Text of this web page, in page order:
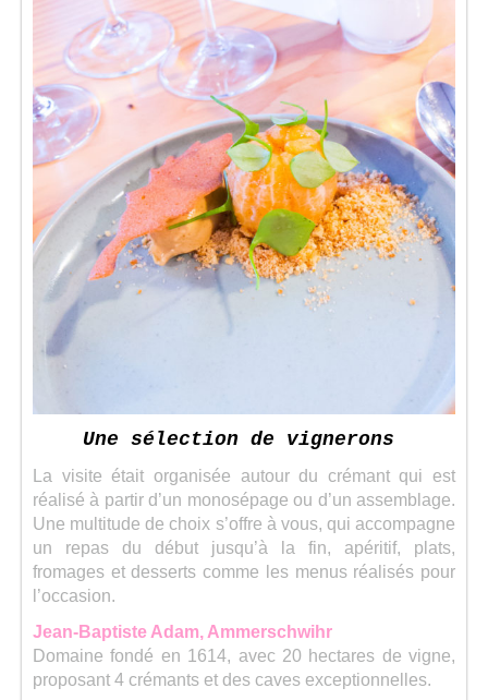
Une sélection de vignerons
La visite était organisée autour du crémant qui est
réalisé à partir d’un monosépage ou d’un assemblage.
Une multitude de choix s’offre à vous, qui accompagne
un repas du début jusqu’à la fin, apéritif, plats,
fromages et desserts comme les menus réalisés pour
l’occasion.
Jean-Baptiste Adam, Ammerschwihr
Domaine fondé en 1614, avec 20 hectares de vigne,
proposant 4 crémants et des caves exceptionnelles.